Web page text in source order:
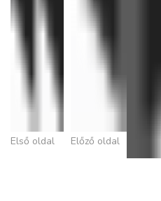
Első oldal Előző oldal